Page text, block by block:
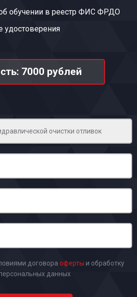
обучении в реестр ФИС ФРДО
удостоверения
7000 рублей
договора оферты и обработку
данных